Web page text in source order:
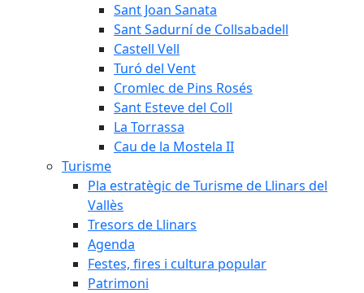
Sant Joan Sanata
Sant Sadurní de Collsabadell
Castell Vell
Turó del Vent
Cromlec de Pins Rosés
Sant Esteve del Coll
La Torrassa
Cau de la Mostela II
Turisme
Pla estratègic de Turisme de Llinars del
Vallès
Tresors de Llinars
Agenda
Festes, fires i cultura popular
Patrimoni